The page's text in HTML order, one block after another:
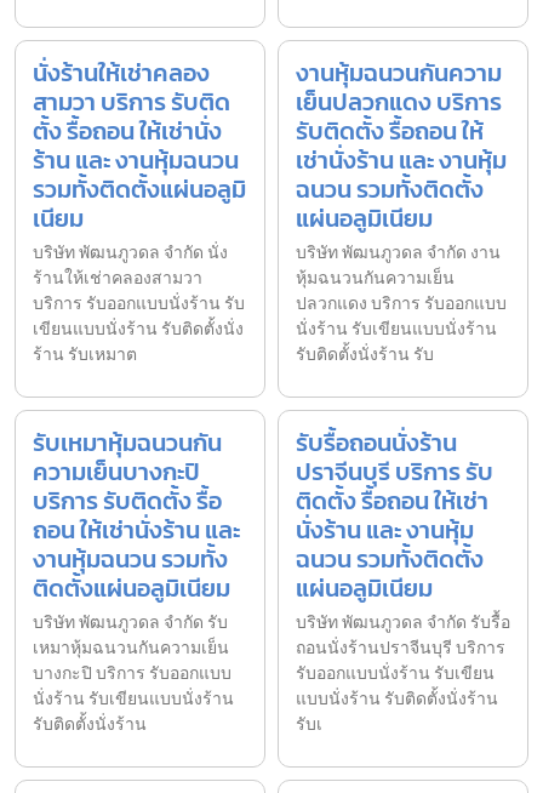
นั่งร้านให้เช่าคลอง
สามวา บริการ รับติด
ตั้ง รื้อถอน ให้เช่านั่ง
ร้าน และ งานหุ้มฉนวน
รวมทั้งติดตั้งแผ่นอลูมิ
เนียม
บริษัท พัฒนภูวดล จำกัด นั่ง
ร้านให้เช่าคลองสามวา
บริการ รับออกแบบนั่งร้าน รับ
เขียนแบบนั่งร้าน รับติดตั้งนั่ง
ร้าน รับเหมาต
งานหุ้มฉนวนกันความ
เย็นปลวกแดง บริการ
รับติดตั้ง รื้อถอน ให้
เช่านั่งร้าน และ งานหุ้ม
ฉนวน รวมทั้งติดตั้ง
แผ่นอลูมิเนียม
บริษัท พัฒนภูวดล จำกัด งาน
หุ้มฉนวนกันความเย็น
ปลวกแดง บริการ รับออกแบบ
นั่งร้าน รับเขียนแบบนั่งร้าน
รับติดตั้งนั่งร้าน รับ
รับเหมาหุ้มฉนวนกัน
ความเย็นบางกะปิ
บริการ รับติดตั้ง รื้อ
ถอน ให้เช่านั่งร้าน และ
งานหุ้มฉนวน รวมทั้ง
ติดตั้งแผ่นอลูมิเนียม
บริษัท พัฒนภูวดล จำกัด รับ
เหมาหุ้มฉนวนกันความเย็น
บางกะปิ บริการ รับออกแบบ
นั่งร้าน รับเขียนแบบนั่งร้าน
รับติดตั้งนั่งร้าน
รับรื้อถอนนั่งร้าน
ปราจีนบุรี บริการ รับ
ติดตั้ง รื้อถอน ให้เช่า
นั่งร้าน และ งานหุ้ม
ฉนวน รวมทั้งติดตั้ง
แผ่นอลูมิเนียม
บริษัท พัฒนภูวดล จำกัด รับรื้อ
ถอนนั่งร้านปราจีนบุรี บริการ
รับออกแบบนั่งร้าน รับเขียน
แบบนั่งร้าน รับติดตั้งนั่งร้าน
รับเ